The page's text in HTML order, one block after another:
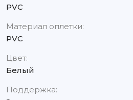
PVC
Материал оплетки:
PVC
Цвет:
Белый
Поддержка: